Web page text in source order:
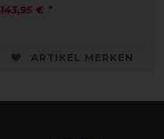
143,95 € *
ARTIKEL MERKEN